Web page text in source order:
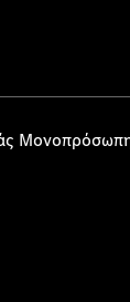
Μονοπρόσωπη